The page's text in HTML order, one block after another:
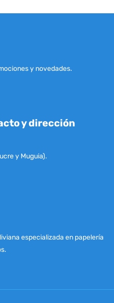
y novedades.
y dirección
y Muguia).
especializada en papelería